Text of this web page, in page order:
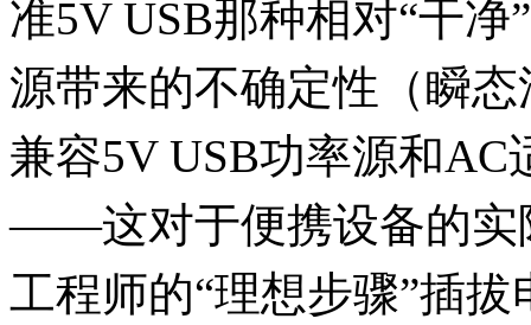
准5V USB那种相对“干
源带来的不确定性（瞬
兼容5V USB功率源和
——这对于便携设备的实
工程师的“理想步骤”插